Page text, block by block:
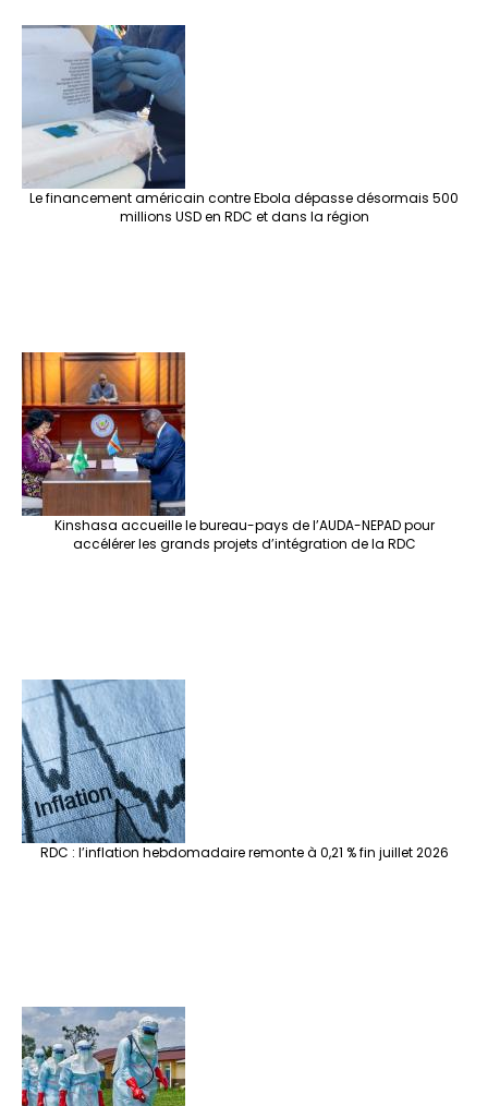
Le financement américain contre Ebola dépasse désormais 500
millions USD en RDC et dans la région
Kinshasa accueille le bureau-pays de l’AUDA-NEPAD pour
accélérer les grands projets d’intégration de la RDC
RDC : l’inflation hebdomadaire remonte à 0,21 % fin juillet 2026